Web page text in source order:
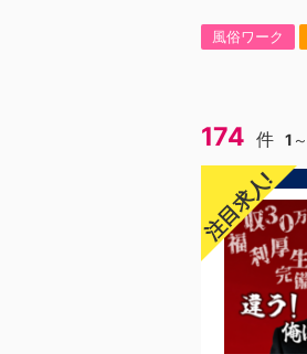
風俗ワーク
174 件 1 ～
注目求人!